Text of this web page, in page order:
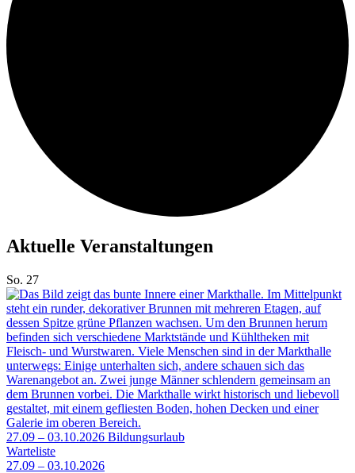
Aktuelle Veranstaltungen
So. 27
27.09 – 03.10.2026 Bildungsurlaub
Warteliste
27.09 – 03.10.2026